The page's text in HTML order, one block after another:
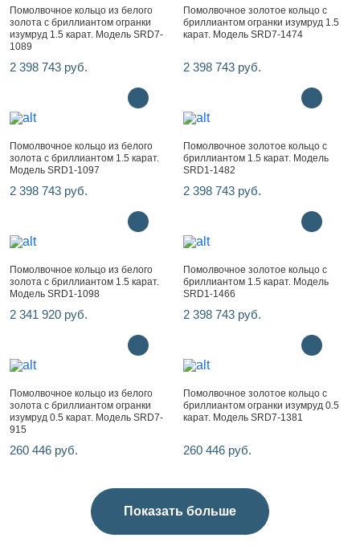
Помолвочное кольцо из белого
золота с бриллиантом огранки
изумруд 1.5 карат. Модель SRD7-
1089
2 398 743 руб.
Помолвочное золотое кольцо с
бриллиантом огранки изумруд 1.5
карат. Модель SRD7-1474
2 398 743 руб.
Помолвочное кольцо из белого
золота с бриллиантом 1.5 карат.
Модель SRD1-1097
2 398 743 руб.
Помолвочное золотое кольцо с
бриллиантом 1.5 карат. Модель
SRD1-1482
2 398 743 руб.
Помолвочное кольцо из белого
золота с бриллиантом 1.5 карат.
Модель SRD1-1098
2 341 920 руб.
Помолвочное золотое кольцо с
бриллиантом 1.5 карат. Модель
SRD1-1466
2 398 743 руб.
Помолвочное кольцо из белого
золота с бриллиантом огранки
изумруд 0.5 карат. Модель SRD7-
915
260 446 руб.
Помолвочное золотое кольцо с
бриллиантом огранки изумруд 0.5
карат. Модель SRD7-1381
260 446 руб.
Показать больше